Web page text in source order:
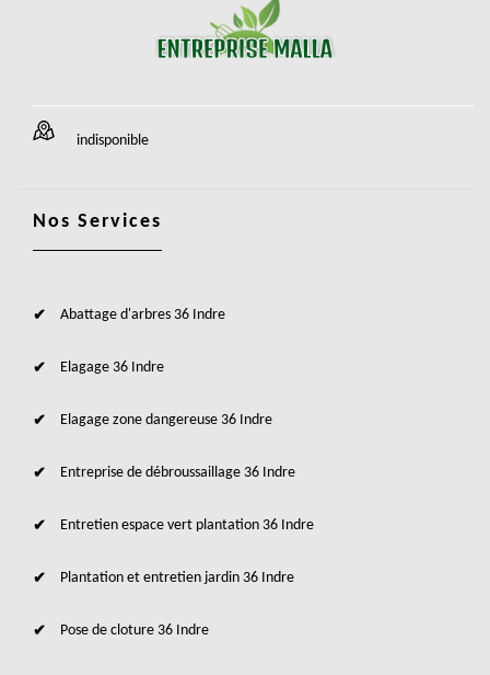
indisponible
Nos Services
Abattage d'arbres 36 Indre
Elagage 36 Indre
Elagage zone dangereuse 36 Indre
Entreprise de débroussaillage 36 Indre
Entretien espace vert plantation 36 Indre
Plantation et entretien jardin 36 Indre
Pose de cloture 36 Indre